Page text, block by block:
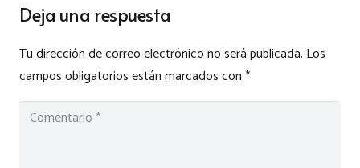
Deja una respuesta
Tu dirección de correo electrónico no será publicada. Los
campos obligatorios están marcados con*